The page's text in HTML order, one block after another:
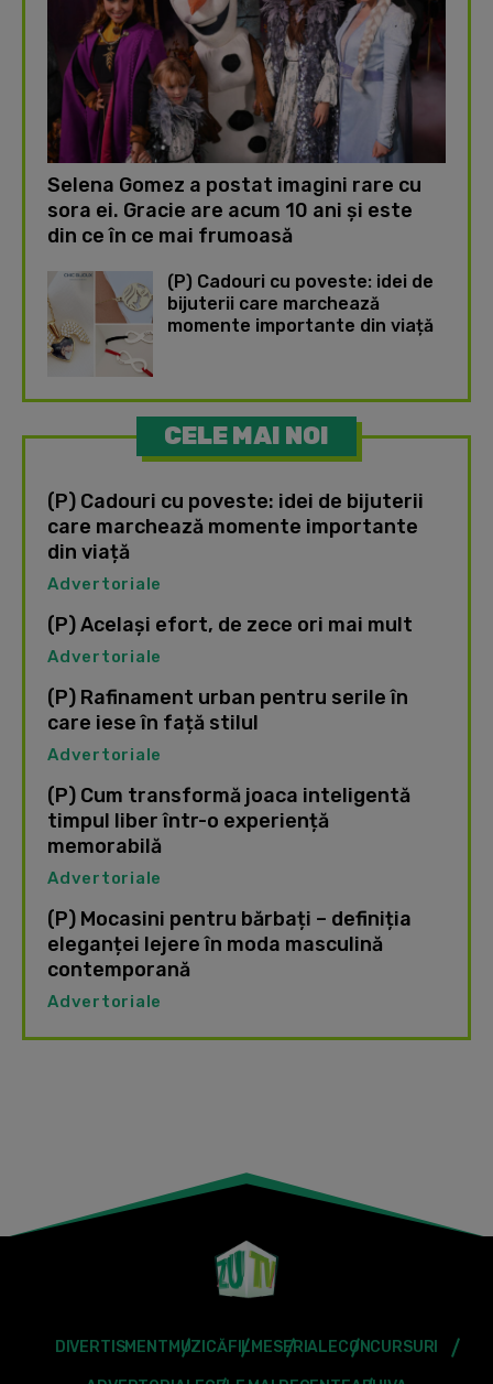
Selena Gomez a postat imagini rare cu
sora ei. Gracie are acum 10 ani și este
din ce în ce mai frumoasă
(P) Cadouri cu poveste: idei de
bijuterii care marchează
momente importante din viață
CELE MAI NOI
(P) Cadouri cu poveste: idei de bijuterii
care marchează momente importante
din viață
Advertoriale
(P) Același efort, de zece ori mai mult
Advertoriale
(P) Rafinament urban pentru serile în
care iese în față stilul
Advertoriale
(P) Cum transformă joaca inteligentă
timpul liber într-o experiență
memorabilă
Advertoriale
(P) Mocasini pentru bărbați – definiția
eleganței lejere în moda masculină
contemporană
Advertoriale
DIVERTISMENT MUZICĂFILMESERIALECONCURSURI